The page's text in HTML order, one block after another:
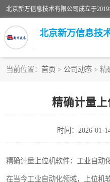
北京新万信息技
当前位置： 首页 > 公司动态 > 精
精确计量
时间：2026-01-
精确计量上位机软件：工业自动
在当今工业自动化领域，上位机
数据采集软件
数据采集和条码追溯